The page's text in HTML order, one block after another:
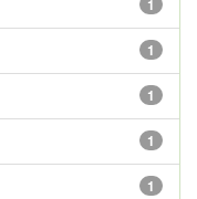
1
1
1
1
1